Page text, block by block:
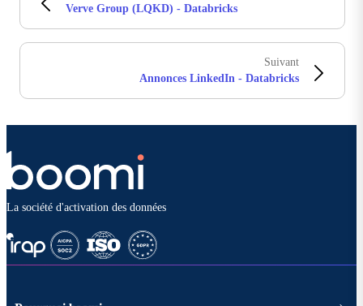
Verve Group (LQKD) - Databricks
Suivant
Annonces LinkedIn - Databricks
La société d'activation des données